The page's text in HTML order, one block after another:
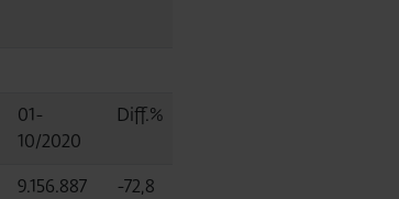
01-
10/2020
Diff.%
9.156.887
-72,8